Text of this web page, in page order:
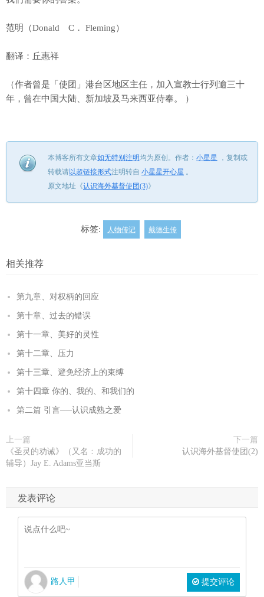
范明（Donald C． Fleming）
翻译：丘惠祥
（作者曾是「使团」港台区地区主任，加入宣教士行列逾三十
年，曾在中国大陆、新加坡及马来西亚侍奉。 ）
本博客所有文章如无特别注明均为原创。 作者： 小星星 ， 复制或
转载请以超链接形式注明转自 小星星开心屋 。
原文地址《认识海外基督使团(3)》
标签: 人物传记 戴德生传
相关推荐
第九章、对权柄的回应
第十章、过去的错误
第十一章、美好的灵性
第十二章、压力
第十三章、避免经济上的束缚
第十四章 你的、我的、和我们的
第二篇 引言──认识成熟之爱
上一篇
《圣灵的劝诫》（又名﹕成功的
辅导）Jay E. Adams亚当斯
下一篇
认识海外基督使团(2)
发表评论
路人甲 提交评论